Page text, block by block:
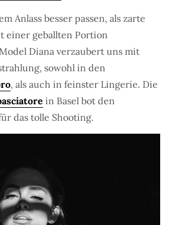
Anlass besser passen, als zarte
einer geballten Portion
Diana verzaubert uns mit
sowohl in den
, als auch in feinster Lingerie. Die
in Basel bot den
das tolle Shooting.